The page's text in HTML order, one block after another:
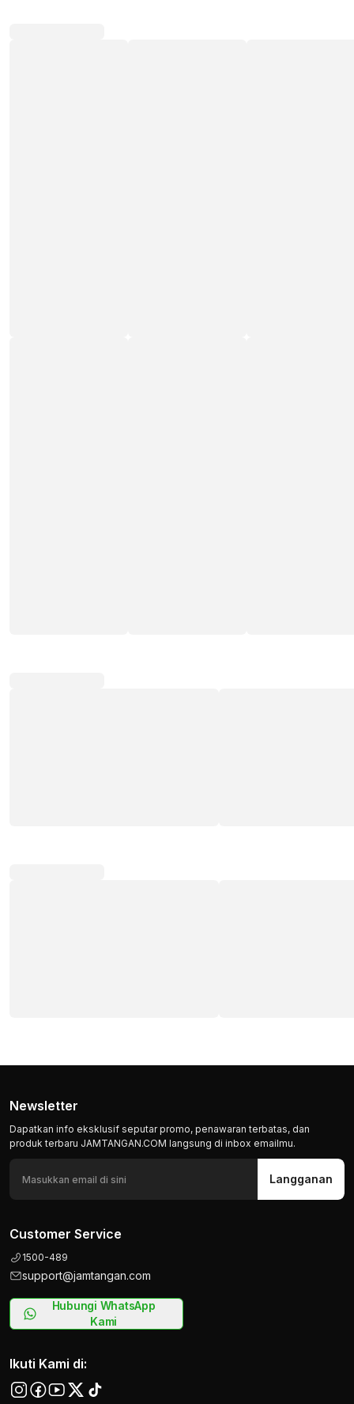
Newsletter
Dapatkan info eksklusif seputar promo, penawaran terbatas, dan
produk terbaru JAMTANGAN.COM langsung di inbox emailmu.
Langganan
Customer Service
1500-489
support@jamtangan.com
Hubungi WhatsApp
Kami
Ikuti Kami di: